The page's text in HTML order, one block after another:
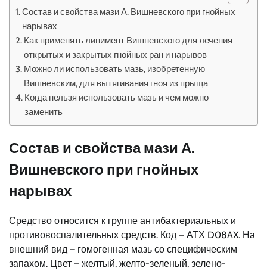
Состав и свойства мази А. Вишневского при гнойных
нарывах
Как применять линимент Вишневского для лечения
открытых и закрытых гнойных ран и нарывов
Можно ли использовать мазь, изобретенную
Вишневским, для вытягивания гноя из прыща
Когда нельзя использовать мазь и чем можно
заменить
Состав и свойства мази А.
Вишневского при гнойных
нарывах
Средство относится к группе антибактериальных и
противовоспалительных средств. Код – АТХ D08AX. На
внешний вид – гомогенная мазь со специфическим
запахом. Цвет – желтый, желто-зеленый, зелено-